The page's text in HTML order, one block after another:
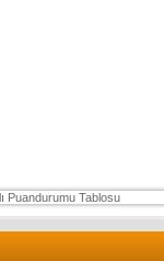
Puandurumu Tablosu